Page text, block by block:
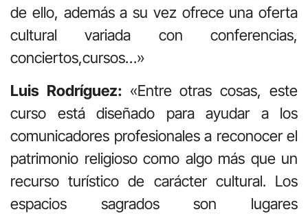
de ello, además a su vez ofrece una oferta
cultural variada con conferencias,
conciertos,cursos…»
Luis Rodríguez: «Entre otras cosas, este
curso está diseñado para ayudar a los
comunicadores profesionales a reconocer el
patrimonio religioso como algo más que un
recurso turístico de carácter cultural. Los
espacios sagrados son lugares